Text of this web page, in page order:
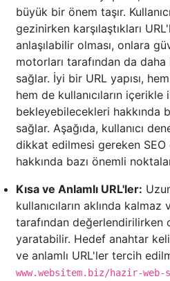
büyük bir önem taşır.
gezinirken karşılaştıkları
anlaşılabilir olması, onlara
motorları tarafından da
sağlar. İyi bir URL yapısı,
hem de kullanıcıların içerikle
bekleyebilecekleri hakkında
sağlar. Aşağıda, kullanıcı
dikkat edilmesi gereken SEO
hakkında bazı önemli
Kısa ve Anlamlı URL'ler:
kullanıcıların aklında
tarafından değerlendirilirken
yaratabilir. Hedef anahtar
ve anlamlı URL'ler tercih
www.websitem.biz/hazir-